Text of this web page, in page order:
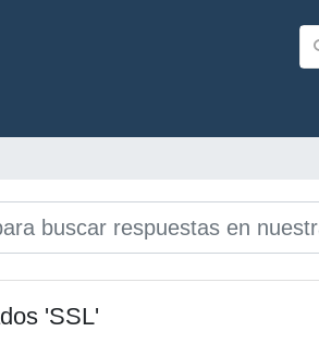
'SSL'